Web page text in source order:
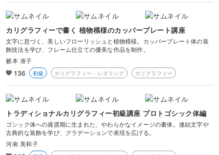
カリグラフィーで書く 植物模様のカッパープレート講座
文字に息づく、美しいフローリッシュと植物模様。カッパープレート体の装
飾技法を学び、フレーム仕立ての優美な作品を制作。
籔本 准子
136 初級 カリグラフィー・レタリング カリグラフィー
トラディショナルカリグラフィー初級講座 プロトゴシック体編
ゴシック体への過渡期に生まれた、やわらかなイメージの書体。連結文字や
古典的な装飾を学び、グラデーションで表現を広げる。
河南 美和子